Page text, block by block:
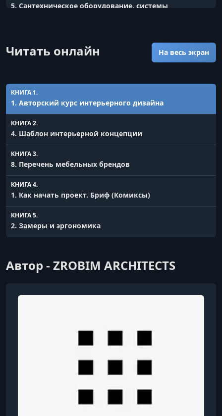
5. Сантехническое оборудование, системы
6. Электрика и система автоматизации
УРОК 8.
8. Мебель
УРОК 9.
9. Декор
УРОК 10.
10. Авторский надзор, служба заказчика и общение с
подрядчиками
Читать онлайн На весь экран
КНИГА 1.
1. Авторский курс интерьерного дизайна
КНИГА 2.
4. Шаблон интерьерной концепции
КНИГА 3.
8. Перечень мебельных брендов
КНИГА 4.
1. Как начать проект. Бриф (Комиксы)
КНИГА 5.
2. Замеры и эргономика
концепции
Автор - ZROBIM ARCHITECTS